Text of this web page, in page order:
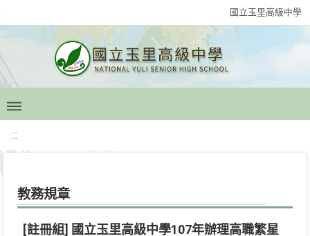
國立玉里高級中學
:::
教務規章
[註冊組] 國立玉里高級中學107年辦理高職繁星